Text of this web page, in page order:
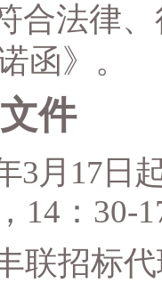
合法律
函》 。
件
3月 17日
14： 30-
联招标